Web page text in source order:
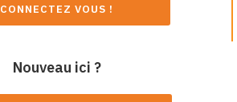
CONNECTEZ VOUS !
Nouveau ici ?